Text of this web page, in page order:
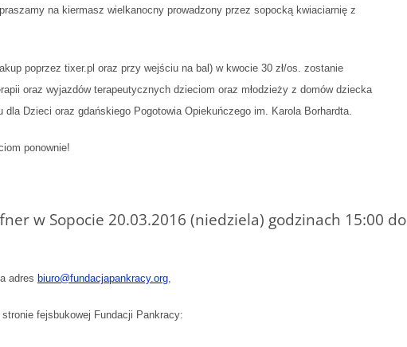
na kiermasz wielkanocny prowadzony przez sopocką kwiaciarnię z
poprzez tixer.pl oraz przy wejściu na bal) w kwocie 30 zł/os. zostanie
oraz wyjazdów terapeutycznych dzieciom oraz młodzieży z domów dziecka
Dzieci oraz gdańskiego Pogotowia Opiekuńczego im. Karola Borhardta.
ponownie!
w Sopocie 20.03.2016 (niedziela) godzinach 15:00 do
adres biuro@fundacjapankracy.org,
fejsbukowej Fundacji Pankracy: